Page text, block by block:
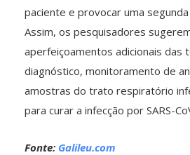
paciente e provocar uma segunda
Assim, os pesquisadores
aperfeiçoamentos adicionais das
diagnóstico, monitoramento de
amostras do trato respiratório
para curar a infecção por SARS-
Fonte: Galileu.com